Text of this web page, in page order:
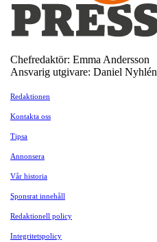
Chefredaktör: Emma Andersson
Ansvarig utgivare: Daniel Nyhlén
Redaktionen
Kontakta oss
Tipsa
Annonsera
Vår historia
Sponsrat innehåll
Redaktionell policy
Integritetspolicy